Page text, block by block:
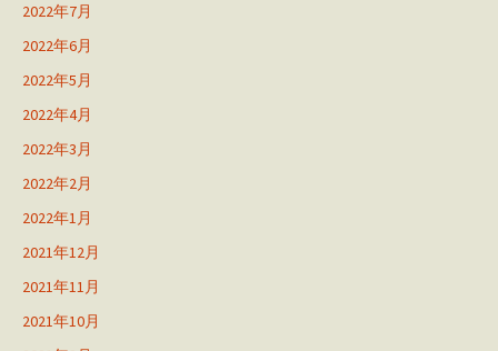
2022年7月
2022年6月
2022年5月
2022年4月
2022年3月
2022年2月
2022年1月
2021年12月
2021年11月
2021年10月